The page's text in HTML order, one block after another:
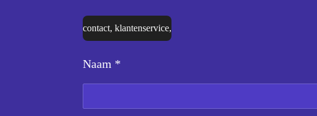
contact, klantenservice,
Naam *